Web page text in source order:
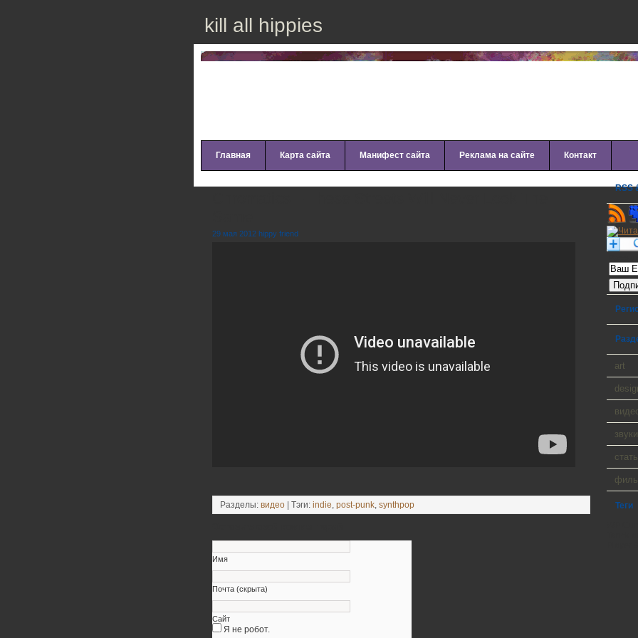
kill all hippies
Главная Карта сайта Манифест сайта Реклама на сайте Контакт
29 мая 2012 hippy friend
Разделы: видео | Тэги: indie, post-punk, synthpop
Имя
Почта (скрыта)
Сайт
Я не робот.
RSS
art
звуки
Теги